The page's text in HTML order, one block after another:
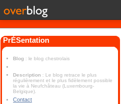
PrÉSentation
Blog : le blog chestrolais
Description : Le blog retrace le plus
régulièrement et le plus fidèlement possible
la vie à Neufchâteau (Luxembourg-
Belgique).
Contact